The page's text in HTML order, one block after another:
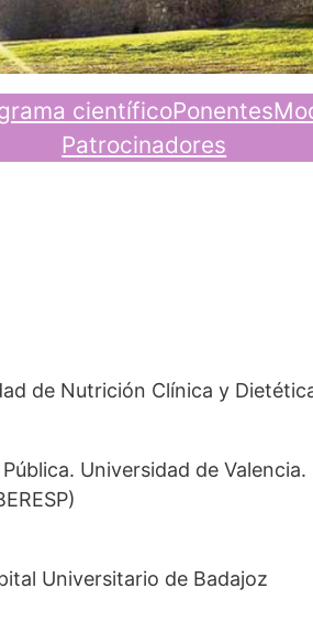
científicoPonentes
Patrocinadores
de Nutrición Clínica y
Universidad de Valencia.
Universitario de Badajoz